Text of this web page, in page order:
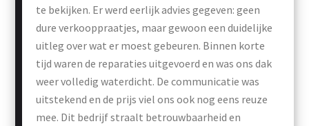
te bekijken. Er werd eerlijk advies gegeven: geen
dure verkooppraatjes, maar gewoon een duidelijke
uitleg over wat er moest gebeuren. Binnen korte
tijd waren de reparaties uitgevoerd en was ons dak
weer volledig waterdicht. De communicatie was
uitstekend en de prijs viel ons ook nog eens reuze
mee. Dit bedrijf straalt betrouwbaarheid en